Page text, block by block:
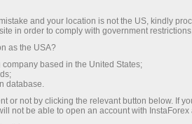
стало известно 11 февраля
and your location is not the US, kindly
in order to comply with government
as the USA?
based in the United States;
database.
or not by clicking the relevant button below. If
not be able to open an account with InstaForex